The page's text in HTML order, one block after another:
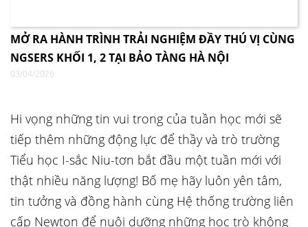
MỞ RA HÀNH TRÌNH TRẢI NGHIỆM ĐẦY THÚ VỊ CÙNG
NGSERS KHỐI 1, 2 TẠI BẢO TÀNG HÀ NỘI
03/04/2026
Hi vọng những tin vui trong của tuần học mới sẽ
tiếp thêm những động lực để thầy và trò trường
Tiểu học I-sắc Niu-tơn bắt đầu một tuần mới với
thật nhiều năng lượng! Bố mẹ hãy luôn yên tâm,
tin tưởng và đồng hành cùng Hệ thống trường liên
cấp Newton để nuôi dưỡng những học trò không